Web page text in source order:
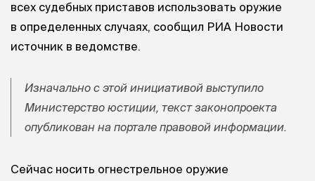
всех судебных приставов использовать оружие
в определенных случаях, сообщил РИА Новости
источник в ведомстве.
Изначально с этой инициативой выступило
Министерство юстиции, текст законопроекта
опубликован на портале правовой информации.
Сейчас носить огнестрельное оружие